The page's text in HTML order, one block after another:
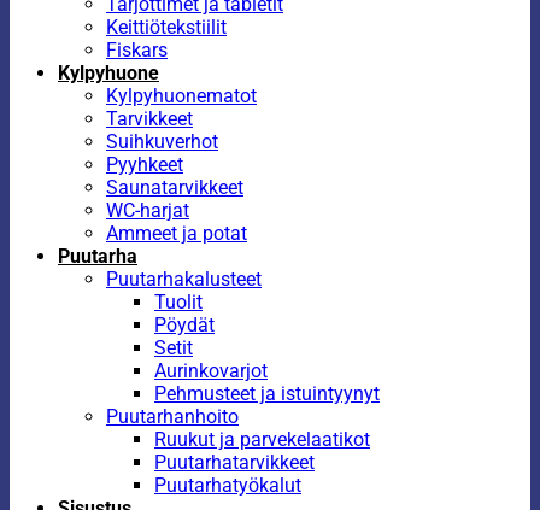
Keittiötekstiilit
Fiskars
Kylpyhuone
Kylpyhuonematot
Tarvikkeet
Suihkuverhot
Pyyhkeet
Saunatarvikkeet
WC-harjat
Ammeet ja potat
Puutarha
Puutarhakalusteet
Tuolit
Pöydät
Setit
Aurinkovarjot
Pehmusteet ja istuintyynyt
Puutarhanhoito
Ruukut ja parvekelaatikot
Puutarhatarvikkeet
Puutarhatyökalut